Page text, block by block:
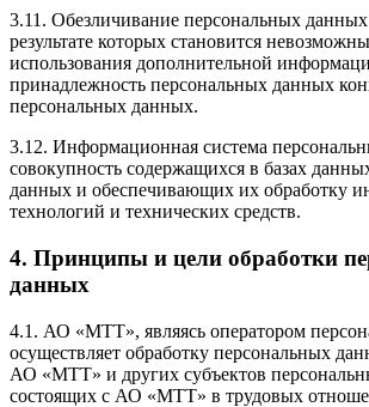
3.11. Обезличивание персональных данных
результате которых становится
использования дополнительной
принадлежность персональных данных
персональных данных.
3.12. Информационная система
совокупность содержащихся в базах
данных и обеспечивающих их обработку
технологий и технических средств.
4. Принципы и цели обработки
данных
4.1. АО «МТТ», являясь оператором
осуществляет обработку персональных
АО «МТТ» и других субъектов
состоящих с АО «МТТ» в трудовых